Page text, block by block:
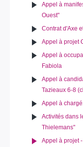
Appel à
Ouest"
Contrat d'Axe
Appel à projet
Appel à
Fabiola
Appel à
Tazieaux 6-8
Appel à
Activités dans
Thielemans"
Appel à projet